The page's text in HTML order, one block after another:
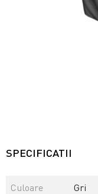
SPECIFICATII
Culoare
Gri